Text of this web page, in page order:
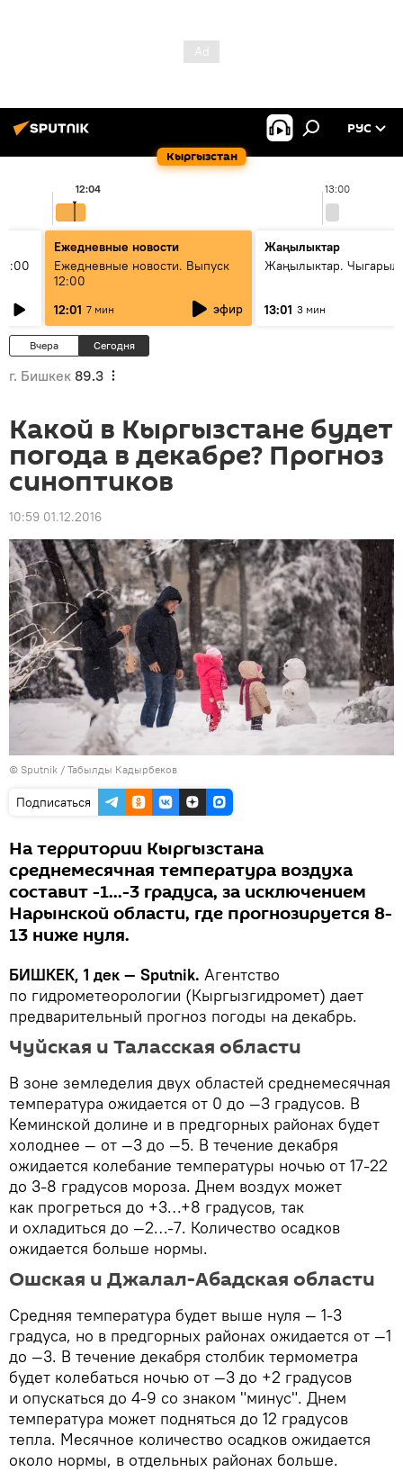
Кыргызстан
РУС
13:00
12:04
Ежедневные новости
Ежедневные новости. Выпуск
12:00
12:01 7 мин эфир
Жаңылыктар
Жаңылыктар.
13:01 3 мин
Вчера Сегодня
г. Бишкек 89.3
Какой в Кыргызстане будет
погода в декабре? Прогноз
синоптиков
10:59 01.12.2016
© Sputnik / Табылды Кадырбеков
Подписаться
На территории Кыргызстана
среднемесячная температура воздуха
составит -1...-3 градуса, за исключением
Нарынской области, где прогнозируется 8-
13 ниже нуля.
БИШКЕК, 1 дек — Sputnik. Агентство
по гидрометеорологии (Кыргызгидромет) дает
предварительный прогноз погоды на декабрь.
Чуйская и Таласская области
В зоне земледелия двух областей среднемесячная
температура ожидается от 0 до —3 градусов. В
Кеминской долине и в предгорных районах будет
холоднее — от —3 до —5. В течение декабря
ожидается колебание температуры ночью от 17-22
до 3-8 градусов мороза. Днем воздух может
как прогреться до +3…+8 градусов, так
и охладиться до —2…-7. Количество осадков
ожидается больше нормы.
Ошская и Джалал-Абадская области
Средняя температура будет выше нуля — 1-3
градуса, но в предгорных районах ожидается от —1
до —3. В течение декабря столбик термометра
будет колебаться ночью от —3 до +2 градусов
и опускаться до 4-9 со знаком "минус". Днем
температура может подняться до 12 градусов
тепла. Месячное количество осадков ожидается
около нормы, в отдельных районах больше.